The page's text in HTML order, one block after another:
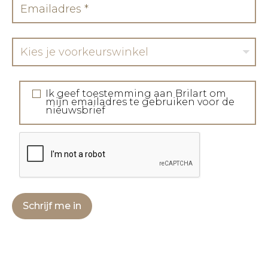
Kies je voorkeurswinkel
Ik geef toestemming aan Brilart om
mijn emailadres te gebruiken voor de
nieuwsbrief
Schrijf me in